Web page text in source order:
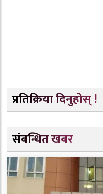
प्रतिक्रिया दिनुहोस् !
संबन्धित खबर